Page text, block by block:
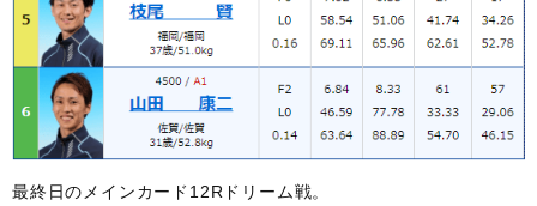
最終日のメインカード12Rドリーム戦。